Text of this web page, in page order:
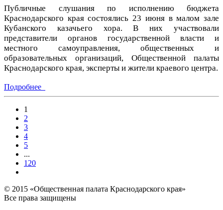
Публичные слушания по исполнению бюджета
Краснодарского края состоялись 23 июня в малом зале
Кубанского казачьего хора. В них участвовали
представители органов государственной власти и
местного самоуправления, общественных и
образовательных организаций, Общественной палаты
Краснодарского края, эксперты и жители краевого центра.
Подробнее
1
2
3
4
5
...
120
© 2015 «Общественная палата Краснодарского края»
Все права защищены